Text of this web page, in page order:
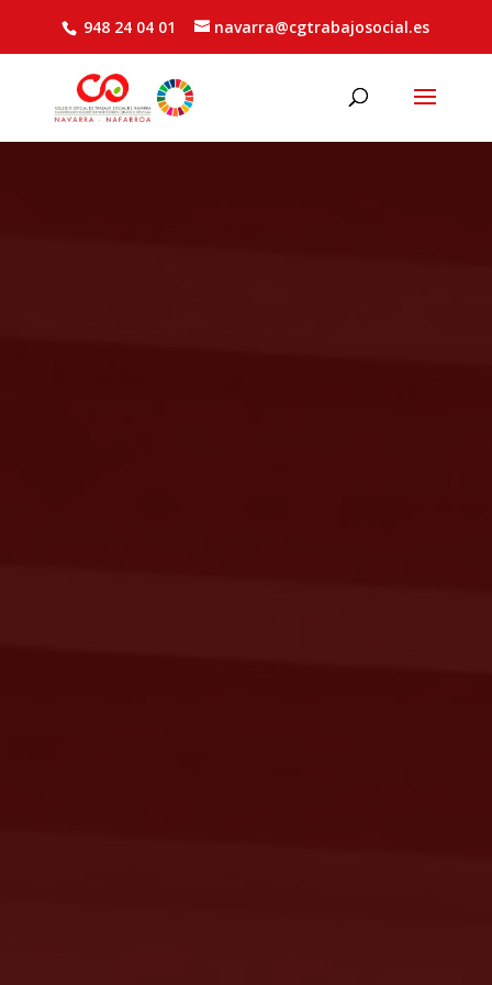
948 24 04 01 navarra@cgtrabajosocial.es